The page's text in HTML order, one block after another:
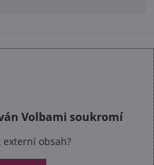
Volbami soukromí
externí obsah?